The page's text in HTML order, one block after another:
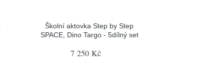
Školní aktovka Step by Step
SPACE, Dino Targo - 5dílný set
7 250 Kč